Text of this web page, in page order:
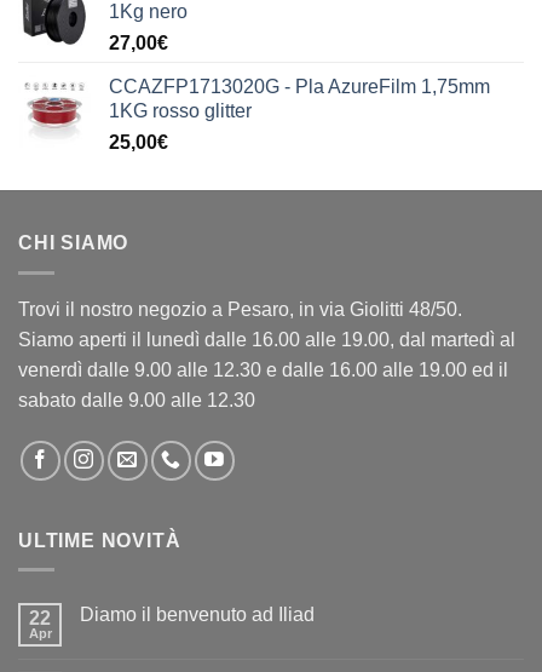
1Kg nero
27,00€
CCAZFP1713020G - Pla AzureFilm 1,75mm
1KG rosso glitter
25,00€
CHI SIAMO
Trovi il nostro negozio a Pesaro, in via Giolitti 48/50.
Siamo aperti il lunedì dalle 16.00 alle 19.00, dal martedì al
venerdì dalle 9.00 alle 12.30 e dalle 16.00 alle 19.00 ed il
sabato dalle 9.00 alle 12.30
ULTIME NOVITÀ
22
Apr
Diamo il benvenuto ad Iliad